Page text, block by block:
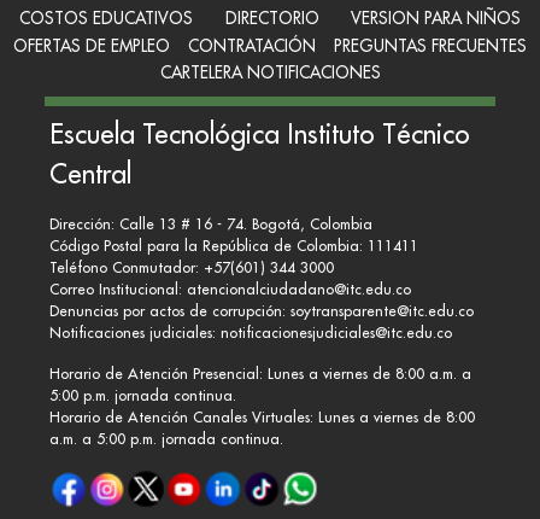
COSTOS EDUCATIVOS DIRECTORIO
VERSION PARA NIÑOS
OFERTAS DE EMPLEO
CONTRATACIÓN
PREGUNTAS FRECUENTES
CARTELERA NOTIFICACIONES
Escuela Tecnológica Instituto Técnico
Central
Dirección: Calle 13 # 16 - 74. Bogotá, Colombia
Código Postal para la República de Colombia: 111411
Teléfono Conmutador: +57(601) 344 3000
Correo Institucional: atencionalciudadano@itc.edu.co
Denuncias por actos de corrupción: soytransparente@itc.edu.co
Notificaciones judiciales: notificacionesjudiciales@itc.edu.co
Horario de Atención Presencial: Lunes a viernes de 8:00 a.m. a
5:00 p.m. jornada continua.
Horario de Atención Canales Virtuales: Lunes a viernes de 8:00
a.m. a 5:00 p.m. jornada continua.